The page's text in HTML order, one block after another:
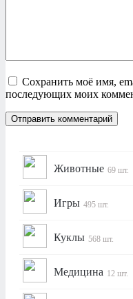
Сохранить моё имя,
последующих моих
Животные 69 шт.
Игры 495 шт.
Куклы 568 шт.
Медицина 12 шт.